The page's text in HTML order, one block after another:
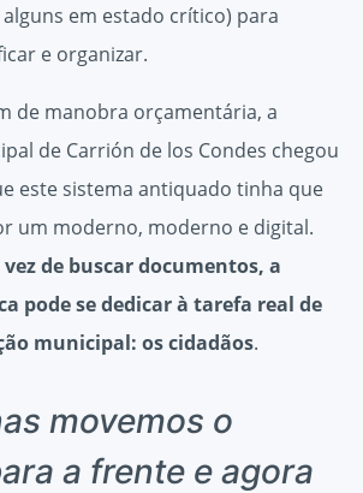
em estado crítico) para
e organizar.
de manobra orçamentária, a
de Carrión de los Condes chegou
este sistema antiquado tinha que
um moderno, moderno e digital.
de buscar documentos, a
pode se dedicar à tarefa real de
municipal: os cidadãos.
movemos o
a frente e agora